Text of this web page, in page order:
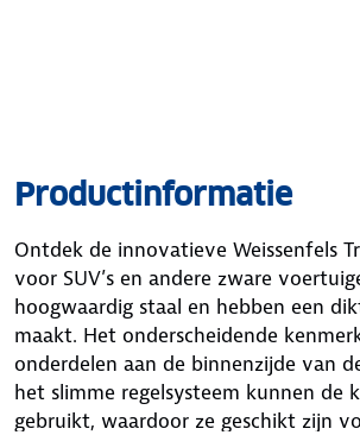
Productinformatie
Ontdek de innovatieve Weissenfels
voor SUV’s en andere zware
hoogwaardig staal en hebben een
maakt. Het onderscheidende
onderdelen aan de binnenzijde van
het slimme regelsysteem kunnen
gebruikt, waardoor ze geschikt zijn